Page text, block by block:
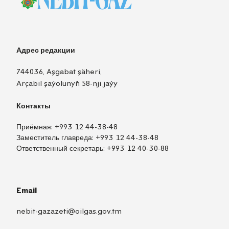
Адрес редакции
744036, Aşgabat şäheri,
Arçabil şaýolunyň 58-nji jaýy
Контакты
Приёмная: +993 12 44-38-48
Заместитель главреда: +993 12 44-38-48
Ответственный секретарь: +993 12 40-30-88
Email
nebit-gazazeti@oilgas.gov.tm